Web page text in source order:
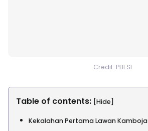
Credit: PBESI
Table of contents: [Hide]
Kekalahan Pertama Lawan Kamboja